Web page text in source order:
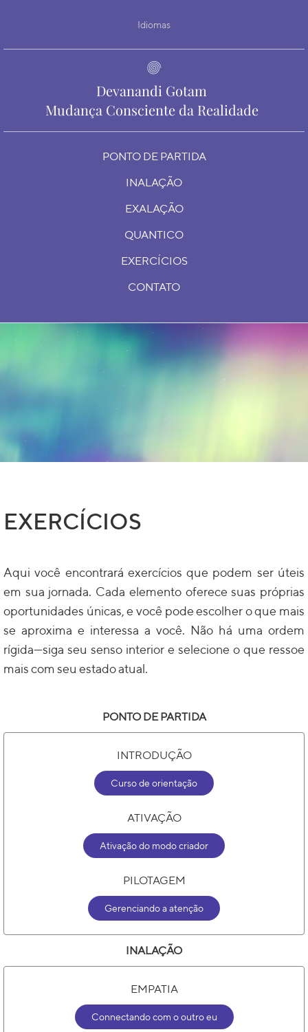
Idiomas
Devanandi Gotam
Mudança Consciente da Realidade
PONTO DE PARTIDA
INALAÇÃO
EXALAÇÃO
QUANTICO
EXERCÍCIOS
CONTATO
EXERCÍCIOS
Aqui você encontrará exercícios que podem ser úteis
em sua jornada. Cada elemento oferece suas próprias
oportunidades únicas, e você pode escolher o que mais
se aproxima e interessa a você. Não há uma ordem
rígida—siga seu senso interior e selecione o que ressoe
mais com seu estado atual.
PONTO DE PARTIDA
INTRODUÇÃO
Curso de orientação
ATIVAÇÃO
Ativação do modo criador
PILOTAGEM
Gerenciando a atenção
INALAÇÃO
EMPATIA
Connectando com o outro eu